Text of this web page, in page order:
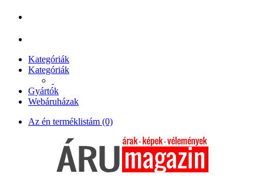
Kategóriák
Kategóriák
Gyártók
Webáruházak
Az én terméklistám (0)